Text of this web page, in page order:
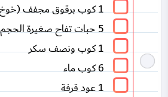
1 كوب برقوق مجفف (خوخ)
5 حبات تفاح صغيرة الحجم
1 كوب ونصف سكر
6 كوب ماء
1 عود قرفة